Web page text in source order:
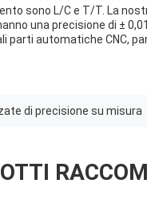
sono L/C e T/T. La
una precisione di ±
parti automatiche CNC,
di precisione su misura